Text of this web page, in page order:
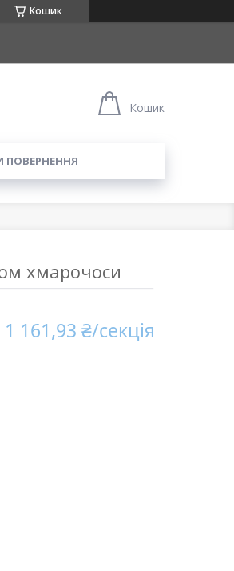
Кошик
Кошик
ПОВЕРНЕННЯ
хмарочоси
1 161,93 ₴/секція